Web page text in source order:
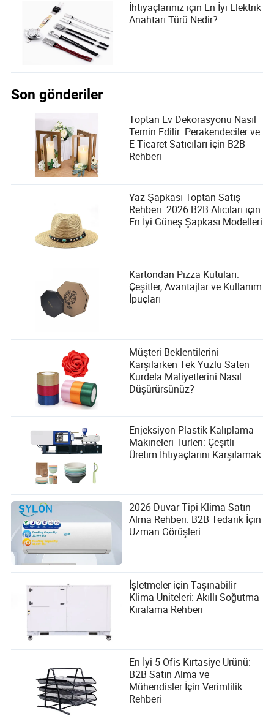
İhtiyaçlarınız için En İyi Elektrik
Anahtarı Türü Nedir?
Son gönderiler
Toptan Ev Dekorasyonu Nasıl
Temin Edilir: Perakendeciler ve
E-Ticaret Satıcıları için B2B
Rehberi
Yaz Şapkası Toptan Satış
Rehberi: 2026 B2B Alıcıları için
En İyi Güneş Şapkası Modelleri
Kartondan Pizza Kutuları:
Çeşitler, Avantajlar ve Kullanım
İpuçları
Müşteri Beklentilerini
Karşılarken Tek Yüzlü Saten
Kurdela Maliyetlerini Nasıl
Düşürürsünüz?
Enjeksiyon Plastik Kalıplama
Makineleri Türleri: Çeşitli
Üretim İhtiyaçlarını Karşılamak
2026 Duvar Tipi Klima Satın
Alma Rehberi: B2B Tedarik İçin
Uzman Görüşleri
İşletmeler için Taşınabilir
Klima Üniteleri: Akıllı Soğutma
Kiralama Rehberi
En İyi 5 Ofis Kırtasiye Ürünü:
B2B Satın Alma ve
Mühendisler İçin Verimlilik
Rehberi